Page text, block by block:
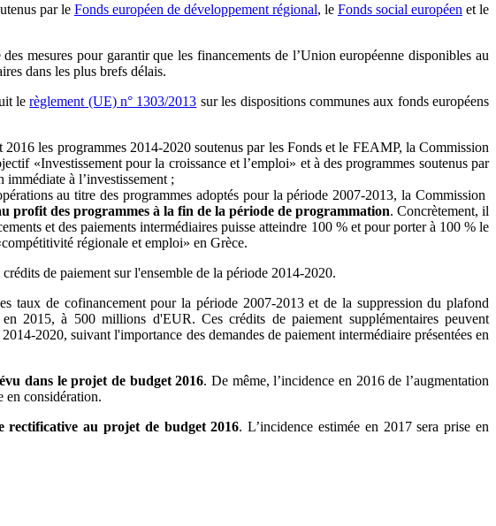
par le Fonds européen de développement régional, le Fonds social européen et le
mesures pour garantir que les financements de l’Union européenne disponibles au
dans les plus brefs délais.
lerèglement (UE) n° 1303/2013 sur les dispositions communes aux fonds européens
les programmes 2014-2020 soutenus par les Fonds et le FEAMP, la Commission
«Investissement pour la croissance et l’emploi» et à des programmes soutenus par
à l’investissement ;
au titre des programmes adoptés pour la période 2007-2013, la Commission
profit des programmes à la fin de la période de programmation. Concrètement, il
et des paiements intermédiaires puisse atteindre 100 % et pour porter à 100 % le
régionale et emploi» en Grèce.
de paiement sur l'ensemble de la période 2014-2020.
taux de cofinancement pour la période 2007-2013 et de la suppression du plafond
2015, à 500 millions d'EUR. Ces crédits de paiement supplémentaires peuvent
2020, suivant l'importance des demandes de paiement intermédiaire présentées en
dans le projet de budget 2016. De même, l’incidence en 2016 de l’augmentation
en considération.
rectificative au projet de budget 2016. L’incidence estimée en 2017 sera prise en